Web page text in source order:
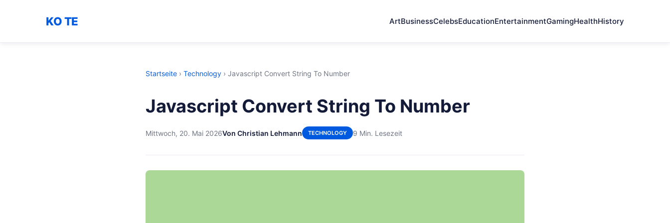
KO TE ArtBusinessCelebsEducationEntertainmentGamingHealthHistory
Startseite › Technology › Javascript Convert String To Number
Javascript Convert String To Number
Mittwoch, 20. Mai 2026Von Christian Lehmann TECHNOLOGY 9 Min. Lesezeit